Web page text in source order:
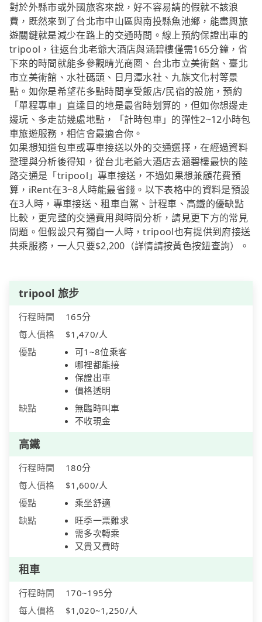
對於外縣市或外國旅客來說，好不容易請的假就不該浪
費，既然來到了台北市中山區與南投縣魚池鄉，能盡興旅
遊關鍵就是減少在路上的交通時間。線上預約保證出車的
tripool，往返台北老爺大酒店與涵碧樓僅需165分鐘，省
下來的時間就能多參觀晴光商圈、台北市立美術館、臺北
市立美術館、水社碼頭、日月潭水社、九族文化村等景
點。如你是希望花多點時間享受飯店/民宿的設施，預約
「單程專車」直達目的地是最省時划算的，但如你想邊走
邊玩、多走訪幾處地點，「計時包車」的彈性2~12小時包
車旅遊服務，相信會最適合你。
如果想知道包車或專車接送以外的交通選擇，在經過資料
整理與分析後得知，從台北老爺大酒店去涵碧樓最快的陸
路交通是「tripool」專車接送，不過如果想兼顧花費預
算，iRent在3~8人時能最省錢。以下表格中的資料是預設
在3人時，專車接送、租車自駕、計程車、高鐵的優缺點
比較，更完整的交通費用與時間分析，請見更下方的常見
問題。但假設只有獨自一人時，tripool也有提供到府接送
共乘服務，一人只要$2,200（詳情請按黃色按鈕查詢）。
tripool 旅步
行程時間
165分
每人價格
$1,470/人
優點
可1~8位乘客
哪裡都能接
保證出車
價格透明
缺點
無臨時叫車
不收現金
高鐵
行程時間
180分
每人價格
$1,600/人
優點
乘坐舒適
缺點
旺季一票難求
需多次轉乘
又貴又費時
租車
行程時間
170~195分
每人價格
$1,020~1,250/人